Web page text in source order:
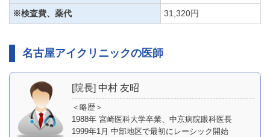
※検査費、薬代 31,320円
名古屋アイクリニックの医師
[院長] 中村 友昭
＜略歴＞
1988年 宮崎医科大学卒業、中京病院眼科医長
1999年1月 中部地区で最初にレーシック開始